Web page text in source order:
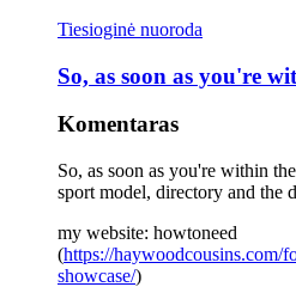
Tiesioginė nuoroda
So, as soon as you're
Komentaras
So, as soon as you're within
sport model, directory and the
my website: howtoneed
(https://haywoodcousins.com/
showcase/)